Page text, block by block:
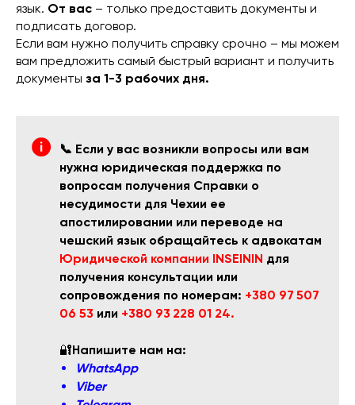
язык. От вас – только предоставить документы и
подписать договор.
Если вам нужно получить справку срочно – мы можем
вам предложить самый быстрый вариант и получить
документы за 1-3 рабочих дня.
📞 Если у вас возникли вопросы или вам
нужна юридическая поддержка по
вопросам получения Справки о
несудимости для Чехии ее
апостилировании или переводе на
чешский язык обращайтесь к адвокатам
Юридической компании INSEININ для
получения консультации или
сопровождения по номерам: +380 97 507
06 53 или +380 93 228 01 24.
🔐Напишите нам на:
WhatsApp
Viber